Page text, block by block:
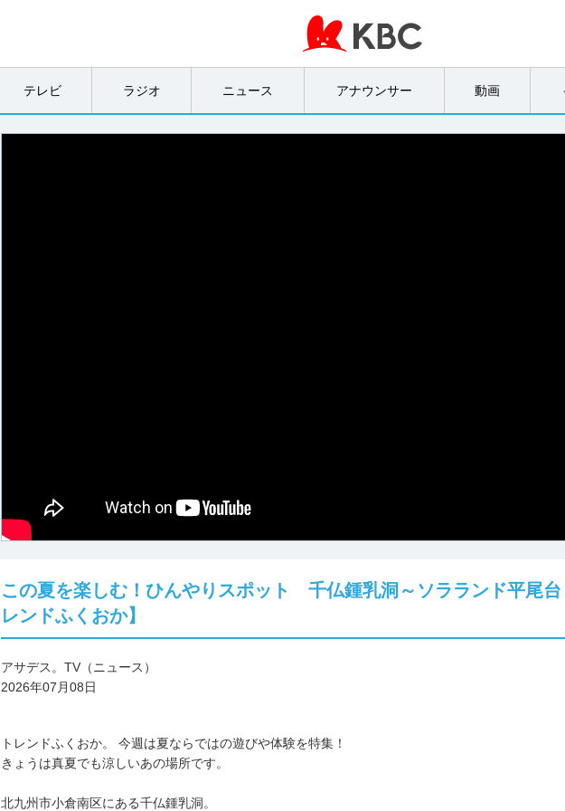
テレビ ラジオ ニュース アナウンサー 動画
この夏を楽しむ！ひんやりスポット 千仏鍾乳洞～ソラランド平尾台
レンドふくおか】
アサデス。TV（ニュース）
2026年07月08日
トレンドふくおか。 今週は夏ならではの遊びや体験を特集！
きょうは真夏でも涼しいあの場所です。
北九州市小倉南区にある千仏鍾乳洞。